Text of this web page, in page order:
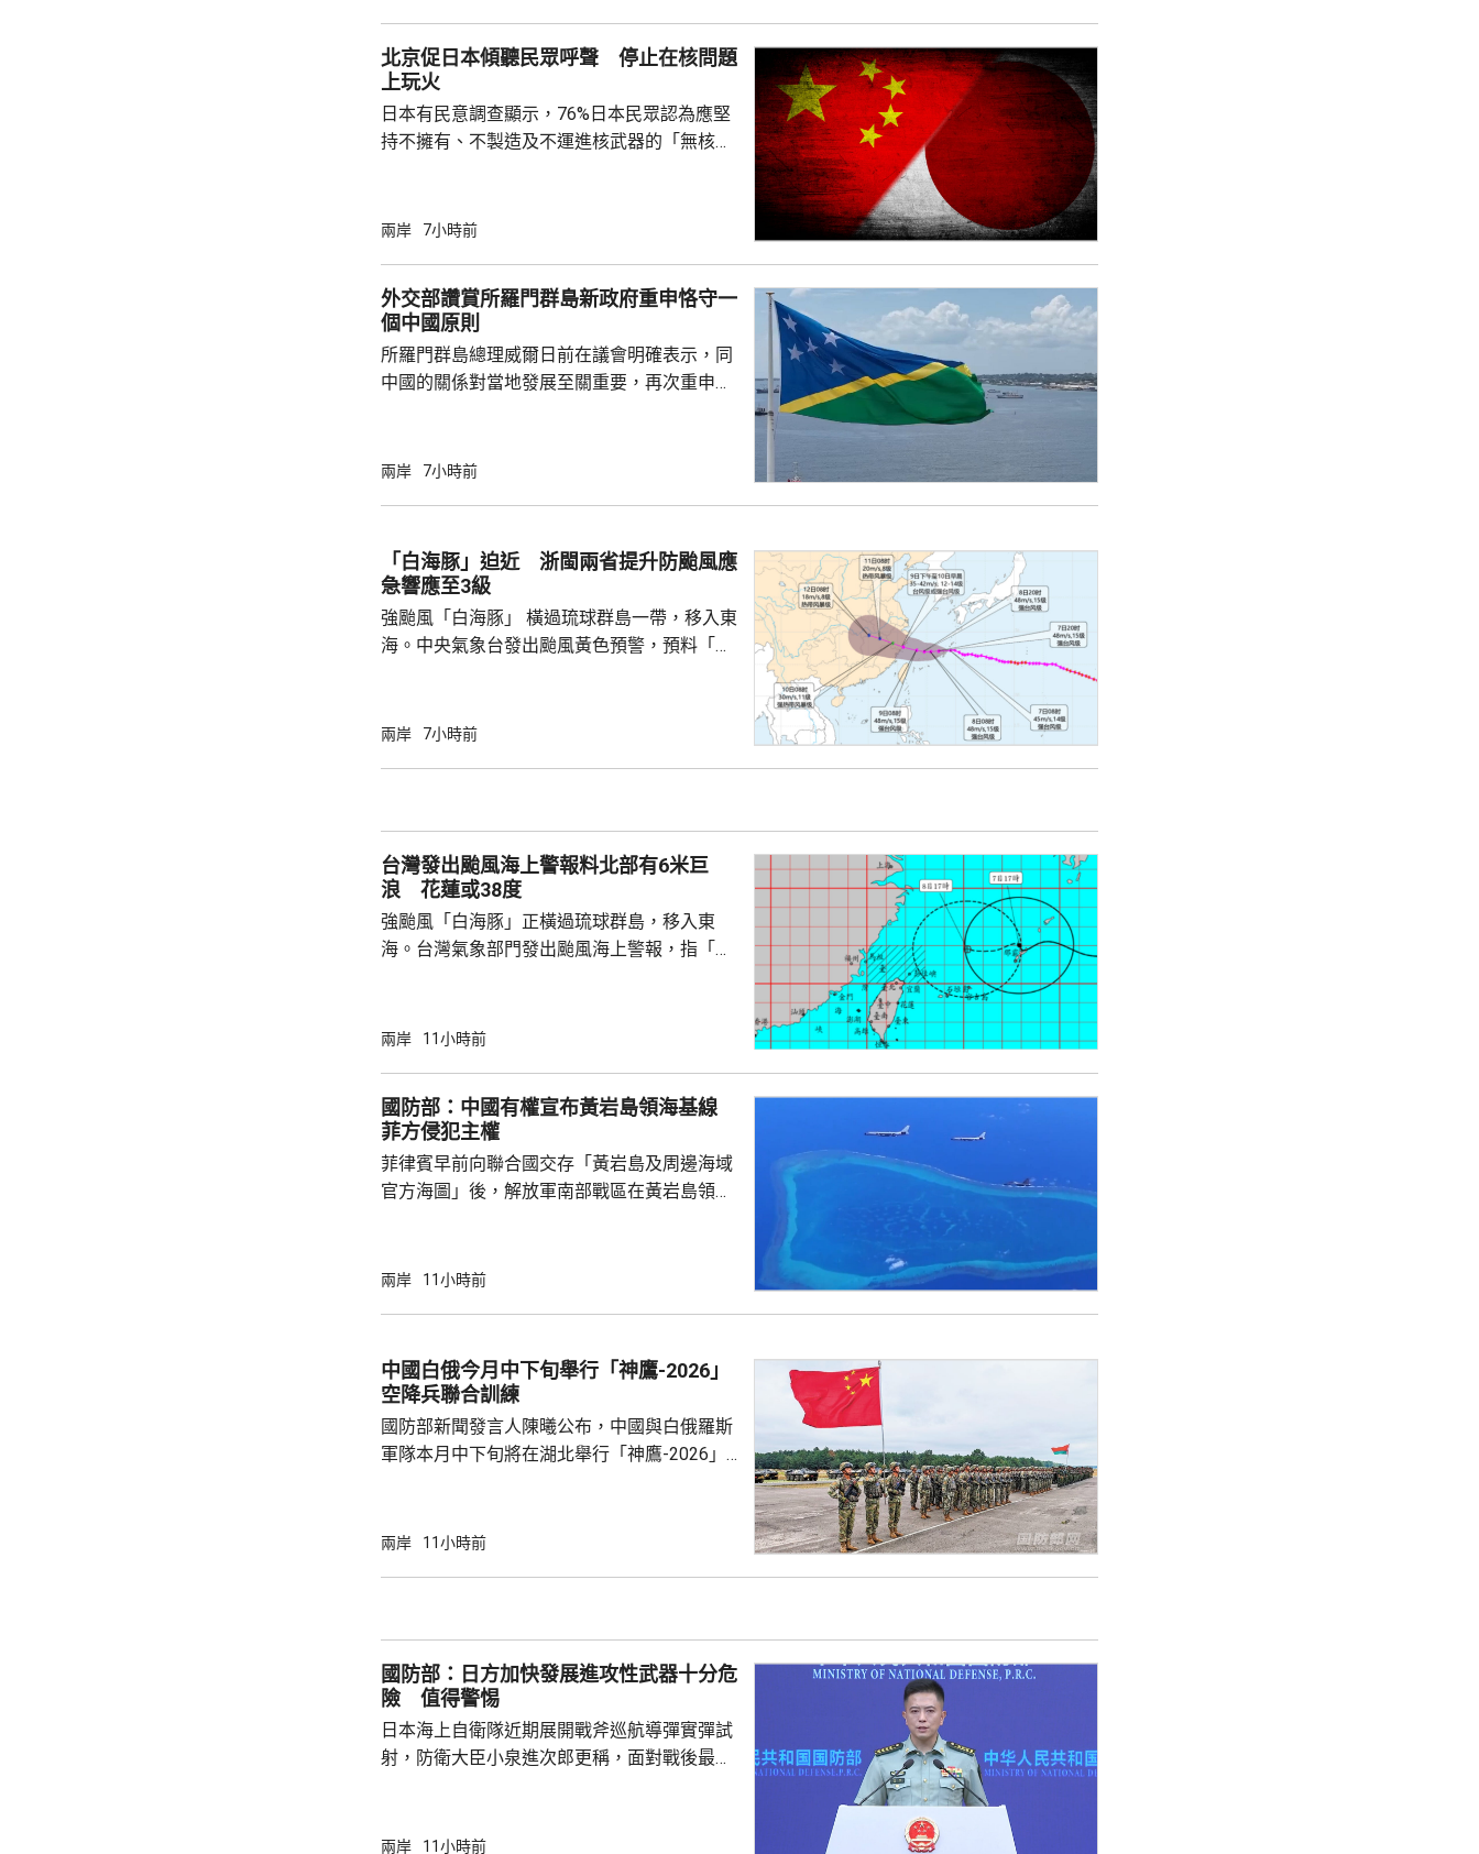
北京促日本傾聽民眾呼聲 停止在核問題
上玩火
日本有民意調查顯示，76%日本民眾認為應堅
持不擁有、不製造及不運進核武器的「無核三
言人林劍回應指，民調結果充分反映日本主流
圖突破「無核三原則」，暴露出日本右翼勢力
日益膨脹的政治、軍事野心，是拿一億多日本
人民的未來豪賭。 林劍指出，民心不...
兩岸 7小時前
外交部讚賞所羅門群島新政府重申恪守一
個中國原則
所羅門群島總理威爾日前在議會明確表示，同
中國的關係對當地發展至關重要，再次重申所
個中國，台灣是中國領土不可分割的一部分，
為深化彼此合作提供了必要條件。 林劍表示，
中方願同所羅門群島持續深化新時代相互尊
國...
兩岸 7小時前
「白海豚」迫近 浙閩兩省提升防颱風應
急響應至3級
強颱風「白海豚」 橫過琉球群島一帶，移入東
海。中央氣象台發出颱風黃色預警，預料「白
午及下午4時，提升防颱風應急響應至三級。
域避風，泉州以北19條客渡運航線已停航。
浙江省氣象台預料「白海豚」有較...
兩岸 7小時前
台灣發出颱風海上警報料北部有6米巨
浪 花蓮或38度
強颱風「白海豚」正橫過琉球群島，移入東
海。台灣氣象部門發出颱風海上警報，指「白
岸、蘭嶼、綠島、恆春半島及馬祖易有湧浪，
門又指，受颱風外圍環流沉降影響，台灣多地
天氣高溫炎熱，宜蘭縣及花蓮縣可能出現焚風
現象，花蓮縣可能出現攝氏38度高溫，台北
市...
兩岸 11小時前
國防部：中國有權宣布黃岩島領海基線
菲方侵犯主權
菲律賓早前向聯合國交存「黃岩島及周邊海域
官方海圖」後，解放軍南部戰區在黃岩島領
被菲方批評是非法行為。 國防部新聞發言人陳
據國際法宣布黃岩島領海基線的國家，譴責菲
方行徑嚴重侵犯中國領土主權，違反國際法與
國際關係基本準則，非法無效，而中方組織...
兩岸 11小時前
中國白俄今月中下旬舉行「神鷹-2026」
空降兵聯合訓練
國防部新聞發言人陳曦公布，中國與白俄羅斯
軍隊本月中下旬將在湖北舉行「神鷹-2026」
剿與固守等演練，是雙方第4次舉行有關系列
恐行動為背景的「雄鷹突擊-2024」陸軍聯合
訓練。至於「神鷹」系列對上一次...
兩岸 11小時前
國防部：日方加快發展進攻性武器十分危
險 值得警惕
日本海上自衛隊近期展開戰斧巡航導彈實彈試
射，防衛大臣小泉進次郎更稱，面對戰後最嚴
批評日方加快發展進攻性武器的動向日益猖
兩岸 11小時前